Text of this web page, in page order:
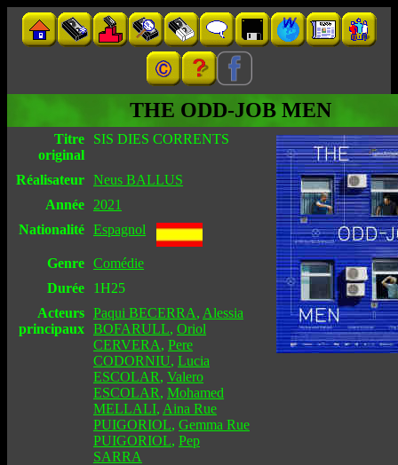
THE ODD-JOB MEN
Titre
original
SIS DIES CORRENTS
Réalisateur Neus BALLUS
Année
2021
Nationalité Espagnol
Genre Comédie
Durée
1H25
Acteurs
principaux
Paqui BECERRA, Alessia
BOFARULL, Oriol
CERVERA, Pere
CODORNIU, Lucia
ESCOLAR, Valero
ESCOLAR, Mohamed
MELLALI, Aina Rue
PUIGORIOL, Gemma Rue
PUIGORIOL, Pep
SARRA